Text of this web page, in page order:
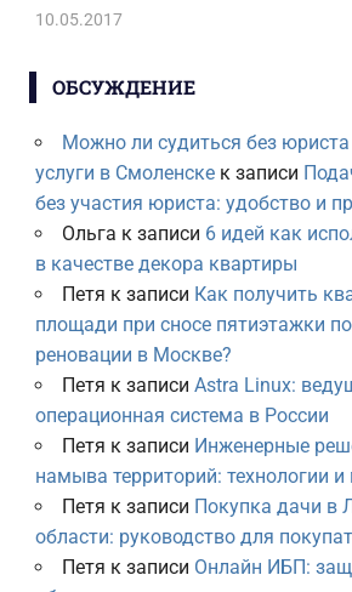
10.05.2017
ОБСУЖДЕНИЕ
Можно ли судиться без
услуги в Смоленскек записи
без участия юриста: удобство и
Ольга к записи 6 идей как
в качестве декора квартиры
Петя к записи Как получить
площади при сносе пятиэтажки
реновации в Москве?
Петя к записи Astra Linux:
операционная система в России
Петя к записи Инженерные
намыва территорий: технологии
Петя к записи Покупка дачи в
области: руководство для
Петя к записи Онлайн ИБП: